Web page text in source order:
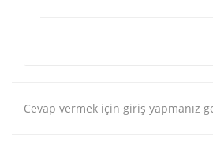
Cevap vermek için giriş yapmanız